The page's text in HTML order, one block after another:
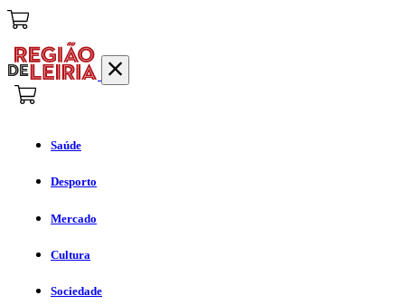
Saúde
Desporto
Mercado
Cultura
Sociedade